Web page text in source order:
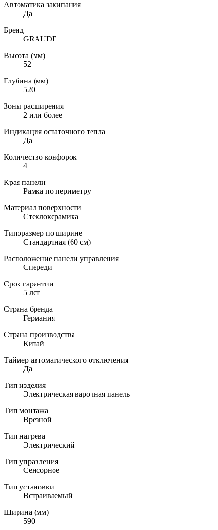
Автоматика закипания
Да
Бренд
GRAUDE
Высота (мм)
52
Глубина (мм)
520
Зоны расширения
2 или более
Индикация остаточного тепла
Да
Количество конфорок
4
Края панели
Рамка по периметру
Материал поверхности
Стеклокерамика
Типоразмер по ширине
Стандартная (60 см)
Расположение панели управления
Спереди
Срок гарантии
5 лет
Страна бренда
Германия
Страна производства
Китай
Таймер автоматического отключения
Да
Тип изделия
Электрическая варочная панель
Тип монтажа
Врезной
Тип нагрева
Электрический
Тип управления
Сенсорное
Тип установки
Встраиваемый
Ширина (мм)
590